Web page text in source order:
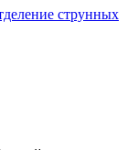
струнных